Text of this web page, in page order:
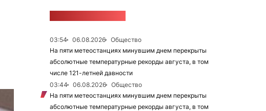
03:54 06.08.2026
Общество
На пяти метеостанциях минувшим днем перекрыты
абсолютные температурные рекорды августа, в том
числе 121-летней давности
03:44
06.08.2026
Общество
На пяти метеостанциях минувшим днем перекрыты
абсолютные температурные рекорды августа, в том